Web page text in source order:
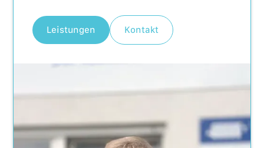
Leistungen Kontakt